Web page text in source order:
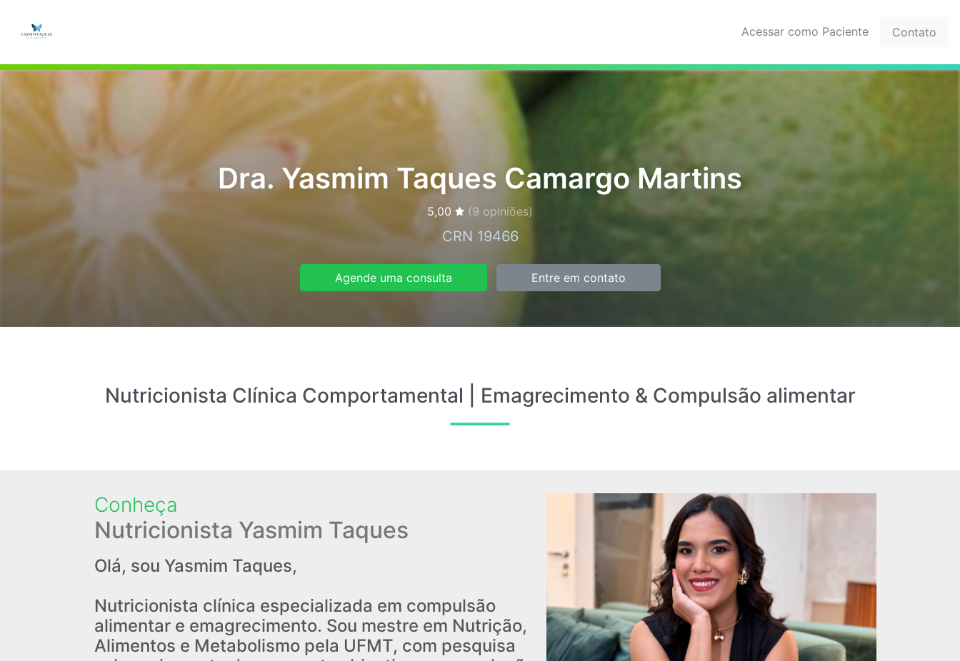
Acessar como Paciente Contato
Dra. Yasmim Taques Camargo Martins
5,00 (9 opiniões)
CRN 19466
Agende uma consulta Entre em contato
Nutricionista Clínica Comportamental | Emagrecimento & Compulsão alimentar
Conheça
Nutricionista Yasmim Taques
Olá, sou Yasmim Taques,
Nutricionista clínica especializada em compulsão
alimentar e emagrecimento. Sou mestre em Nutrição,
Alimentos e Metabolismo pela UFMT, com pesquisa